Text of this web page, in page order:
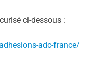
ci-dessous :
adc-france/